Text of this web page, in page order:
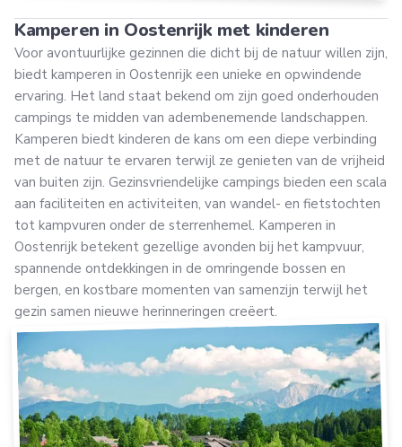
Kamperen in Oostenrijk met kinderen
Voor avontuurlijke gezinnen die dicht bij de natuur willen zijn,
biedt kamperen in Oostenrijk een unieke en opwindende
ervaring. Het land staat bekend om zijn goed onderhouden
campings te midden van adembenemende landschappen.
Kamperen biedt kinderen de kans om een diepe verbinding
met de natuur te ervaren terwijl ze genieten van de vrijheid
van buiten zijn. Gezinsvriendelijke campings bieden een scala
aan faciliteiten en activiteiten, van wandel- en fietstochten
tot kampvuren onder de sterrenhemel. Kamperen in
Oostenrijk betekent gezellige avonden bij het kampvuur,
spannende ontdekkingen in de omringende bossen en
bergen, en kostbare momenten van samenzijn terwijl het
gezin samen nieuwe herinneringen creëert.